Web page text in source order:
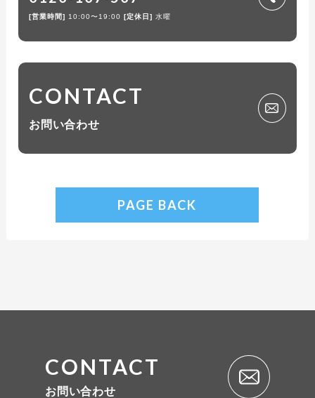
[営業時間] 10:00〜19:00[定休日] 水曜
CONTACT
お問い合わせ
PAGE BACK
CONTACT
お問い合わせ